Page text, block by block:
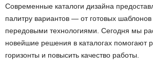
Современные каталоги дизайна
палитру вариантов — от готовых шаблонов
передовыми технологиями. Сегодня мы
новейшие решения в каталогах помогают
горизонты и повысить качество работы.